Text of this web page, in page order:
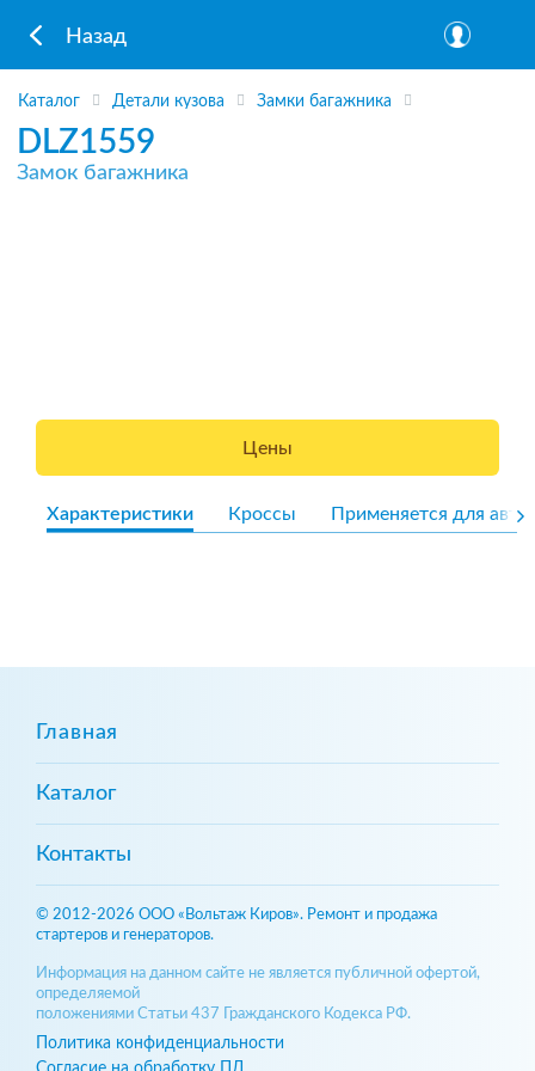
Назад
Каталог Детали кузова Замки багажника
DLZ1559
Замок багажника
Цены
Характеристики Кроссы Применяется для авто
Главная
Каталог
Контакты
© 2012-2026 ООО «Вольтаж Киров». Ремонт и продажа
стартеров и генераторов.
Информация на данном сайте не является публичной офертой,
определяемой
положениями Статьи 437 Гражданского Кодекса РФ.
Политика конфиденциальности